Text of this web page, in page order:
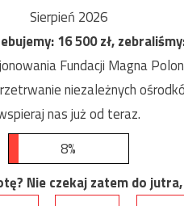
Sierpień 2026
16 500zł,
Fundacji Magna
niezależnych
nas już od teraz.
8%
Nie czekaj zatem do